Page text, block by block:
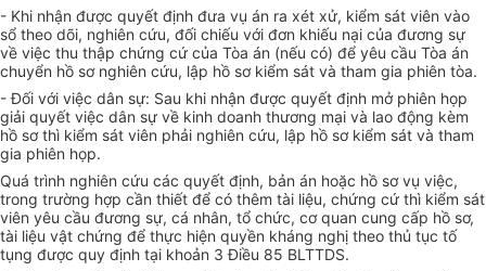
- Khi nhận được quyết định đưa vụ án ra xét xử, kiểm sát viên vào
sổ theo dõi, nghiên cứu, đối chiếu với đơn khiếu nại của đương sự
về việc thu thập chứng cứ của Tòa án (nếu có) để yêu cầu Tòa án
chuyển hồ sơ nghiên cứu, lập hồ sơ kiểm sát và tham gia phiên tòa.
- Đối với việc dân sự: Sau khi nhận được quyết định mở phiên họp
giải quyết việc dân sự về kinh doanh thương mại và lao động kèm
hồ sơ thì kiểm sát viên phải nghiên cứu, lập hồ sơ kiểm sát và tham
gia phiên họp.
Quá trình nghiên cứu các quyết định, bản án hoặc hồ sơ vụ việc,
trong trường hợp cần thiết để có thêm tài liệu, chứng cứ thì kiểm sát
viên yêu cầu đương sự, cá nhân, tổ chức, cơ quan cung cấp hồ sơ,
tài liệu vật chứng để thực hiện quyền kháng nghị theo thủ tục tố
tụng được quy định tại khoản 3 Điều 85 BLTTDS.